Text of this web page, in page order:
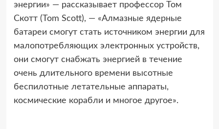
энергии» — рассказывает профессор Том
Скотт (Tom Scott), — «Алмазные ядерные
батареи смогут стать источником энергии для
малопотребляющих электронных устройств,
они смогут снабжать энергией в течение
очень длительного времени высотные
беспилотные летательные аппараты,
космические корабли и многое другое».